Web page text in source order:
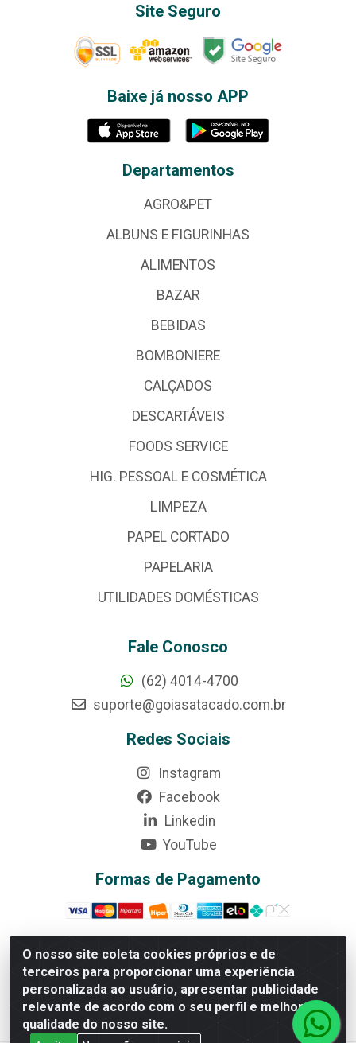
O nosso site coleta cookies próprios e de
terceiros para proporcionar uma experiência
personalizada ao usuário, apresentar publicidade
relevante de acordo com o seu perfil e melhorar a
qualidade do nosso site.
Site Seguro
Baixe já nosso APP
Departamentos
AGRO&PET
ALBUNS E FIGURINHAS
ALIMENTOS
BAZAR
BEBIDAS
BOMBONIERE
CALÇADOS
DESCARTÁVEIS
FOODS SERVICE
HIG. PESSOAL E COSMÉTICA
LIMPEZA
PAPEL CORTADO
PAPELARIA
UTILIDADES DOMÉSTICAS
Fale Conosco
(62) 4014-4700
suporte@goiasatacado.com.br
Redes Sociais
Instagram
Facebook
Linkedin
YouTube
Formas de Pagamento
Rede Brasil - Avenida Universitária, nº 3860, Jardim das
Américas II Etapa - Anápolis/GO - CEP 75070-415 -
CNPJ 07.728.073/0002-24